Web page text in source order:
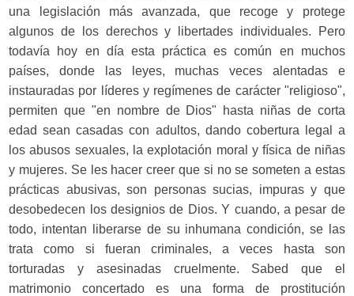
una legislación más avanzada, que recoge y protege
algunos de los derechos y libertades individuales. Pero
todavía hoy en día esta práctica es común en muchos
países, donde las leyes, muchas veces alentadas e
instauradas por líderes y regímenes de carácter "religioso",
permiten que "en nombre de Dios" hasta niñas de corta
edad sean casadas con adultos, dando cobertura legal a
los abusos sexuales, la explotación moral y física de niñas
y mujeres. Se les hacer creer que si no se someten a estas
prácticas abusivas, son personas sucias, impuras y que
desobedecen los designios de Dios. Y cuando, a pesar de
todo, intentan liberarse de su inhumana condición, se las
trata como si fueran criminales, a veces hasta son
torturadas y asesinadas cruelmente. Sabed que el
matrimonio concertado es una forma de prostitución